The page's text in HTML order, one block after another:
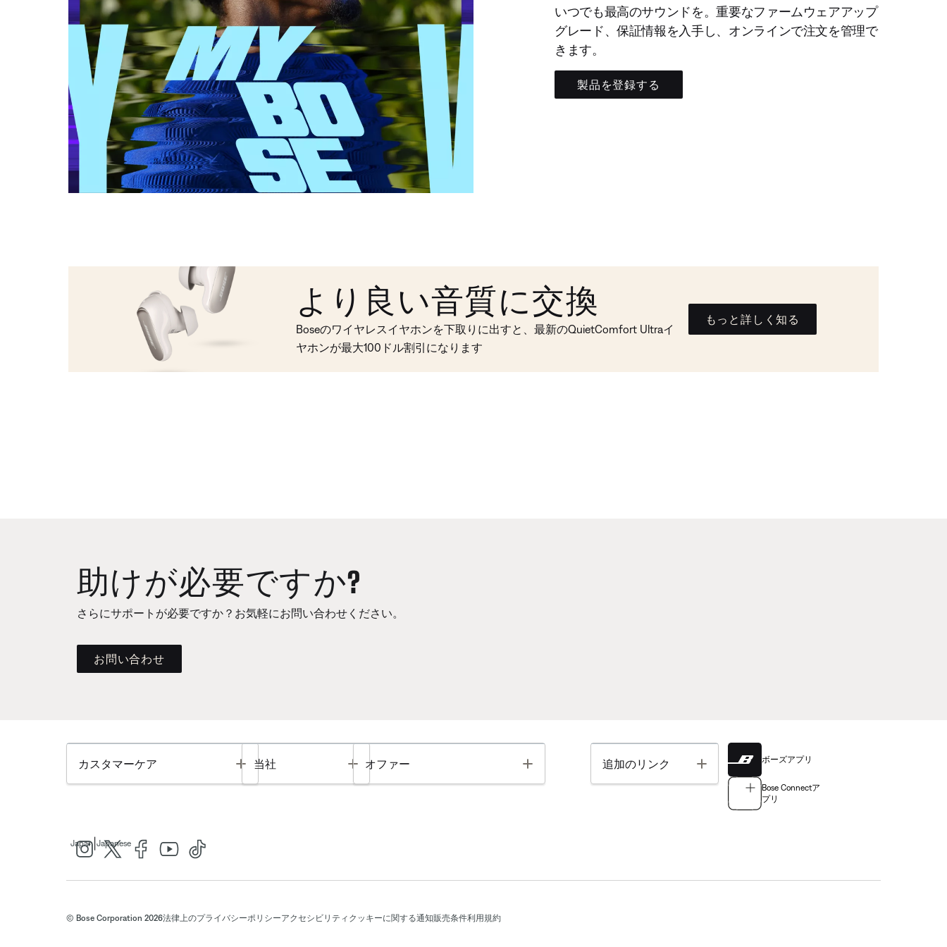
いつでも最高のサウンドを。重要なファームウェアアップ
グレード、保証情報を入手し、オンラインで注文を管理で
きます。
製品を登録する
より良い音質に交換
Boseのワイヤレスイヤホンを下取りに出すと、最新のQuietComfort Ultraイ
ヤホンが最大100ドル割引になります
もっと詳しく知る
助けが必要ですか?
さらにサポートが必要ですか？お気軽にお問い合わせください。
お問い合わせ
カスタマーケア Toggle
当社 Toggle
オファー Toggle 追加のリンク Toggle ボーズアプリ
Bose Connectア
プリ
Japan Japanese
© Bose Corporation 2026法律上のプライバシーポリシーアクセシビリティ クッキーに関する通知販売条件利用規約